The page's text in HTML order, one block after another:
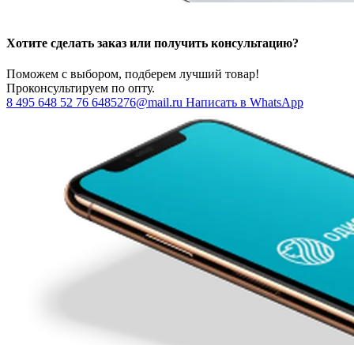
Хотите сделать заказ или получить консультацию?
Поможем с выбором, подберем лучший товар!
Проконсультируем по опту.
8 495 648 52 76 6485276@mail.ru Написать в WhatsApp